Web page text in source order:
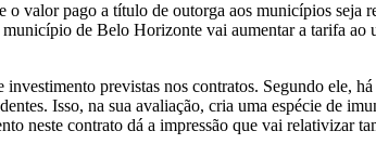
o valor pago a título de outorga aos municípios
de Belo Horizonte vai aumentar a tarifa
previstas nos contratos. Segundo ele,
Isso, na sua avaliação, cria uma espécie de
neste contrato dá a impressão que vai relativizar